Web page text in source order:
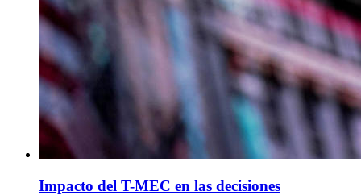
Impacto del T-MEC en las decisiones